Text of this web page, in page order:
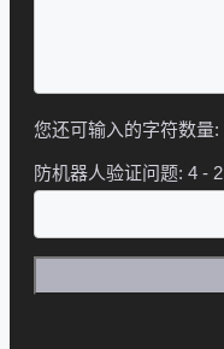
您还可输入的字符数量:
防机器人验证问题: 4 -